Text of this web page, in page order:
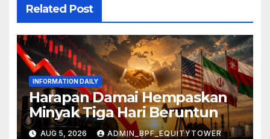
Related Post
INFORMATION DAILY
Harapan Damai Hempaskan
Minyak Tiga Hari Beruntun
AUG 5, 2026 ADMIN_BPF_EQUITYTOWER